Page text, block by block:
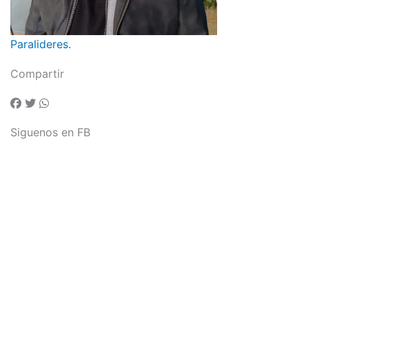
Paralideres.
Compartir
Siguenos en FB